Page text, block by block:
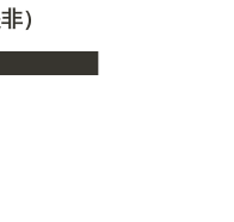
）